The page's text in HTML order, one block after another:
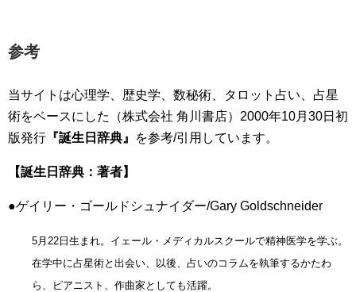
参考
当サイトは心理学、歴史学、数秘術、タロット占い、占星
術をベースにした（株式会社 角川書店）2000年10月30日初
版発行 『誕生日辞典』 を参考/引用しています。
【誕生日辞典：著者】
●ゲイリー・ゴールドシュナイダー/Gary Goldschneider
5月22日生まれ。イェール・メディカルスクールで精神医学を学ぶ。
在学中に占星術と出会い、以後、占いのコラムを執筆するかたわ
ら、ピアニスト、作曲家としても活躍。